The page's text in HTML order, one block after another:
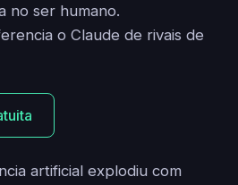
no ser humano.
o Claude de rivais de
artificial explodiu com